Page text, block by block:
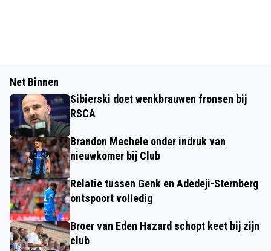
Net Binnen
Sibierski doet wenkbrauwen fronsen bij
RSCA
Brandon Mechele onder indruk van
nieuwkomer bij Club
Relatie tussen Genk en Adedeji-Sternberg
ontspoort volledig
Broer van Eden Hazard schopt keet bij zijn
club